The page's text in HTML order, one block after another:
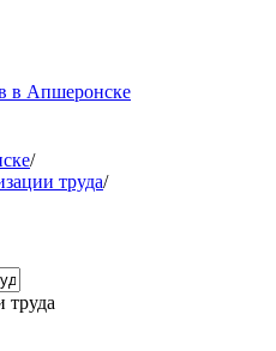
в Апшеронске
/
труда/
труда